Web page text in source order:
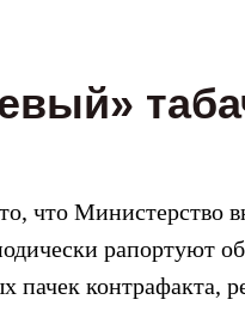
что Министерство
рапортуют
пачек контрафакта,